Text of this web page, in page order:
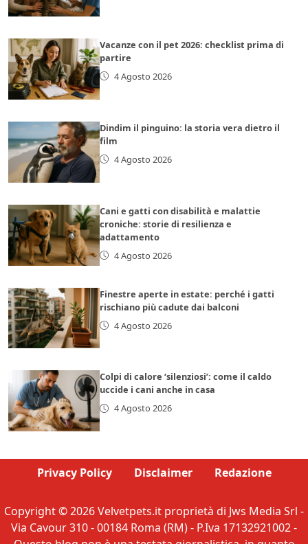
Vacanze con il pet 2026: checklist prima di
partire
4 Agosto 2026
Dindim il pinguino: la storia vera dietro il
film
4 Agosto 2026
Cani e gatti con disabilità e malattie
croniche: storie di resilienza e
adattamento
4 Agosto 2026
Finestre aperte in estate: perché i gatti
rischiano più cadute dai balconi
4 Agosto 2026
Colpi di calore ‘silenziosi’: come il caldo
uccide i cani anche in casa
4 Agosto 2026
Privacy Policy Disclaimer Redazione
Copyright © 2026 Velvetpets.it proprietà di Jws Media Srl -
Via Cavour 310 - 00184 Roma (RM) - P.Iva 17132921002 -